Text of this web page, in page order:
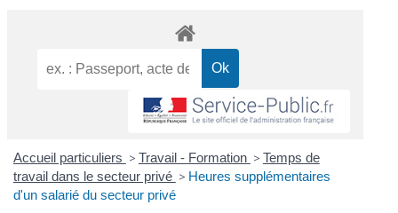
Accueil particuliers > Travail - Formation > Temps de
travail dans le secteur privé > Heures supplémentaires
d'un salarié du secteur privé